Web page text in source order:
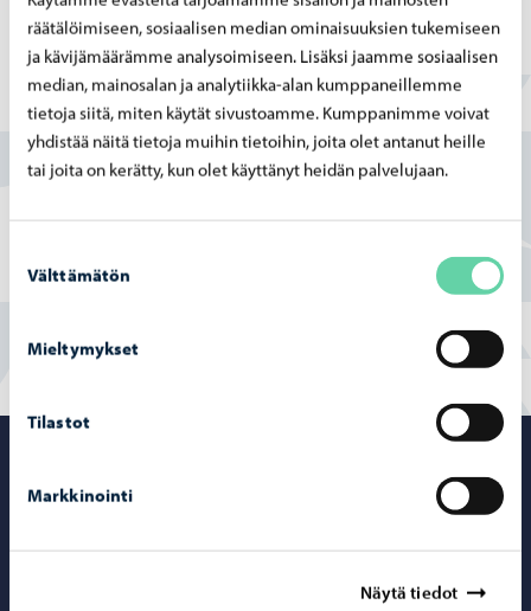
räätälöimiseen, sosiaalisen median ominaisuuksien tukemiseen
ja kävijämäärämme analysoimiseen. Lisäksi jaamme sosiaalisen
median, mainosalan ja analytiikka-alan kumppaneillemme
tietoja siitä, miten käytät sivustoamme. Kumppanimme voivat
yhdistää näitä tietoja muihin tietoihin, joita olet antanut heille
tai joita on kerätty, kun olet käyttänyt heidän palvelujaan.
valinta
Välttämätön
Mieltymykset
Tilastot
Markkinointi
Näytä tiedot
Löysitkö etsimäsi tiedon tältä sivulta?
Kyllä
Osittain